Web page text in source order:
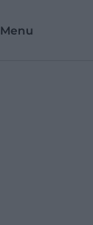
Menu